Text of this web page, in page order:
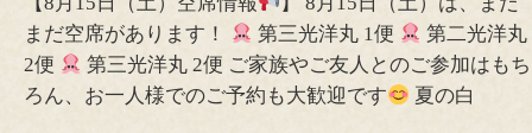
まだ空席があります！
第三光洋丸 1便
第二光洋丸
2便
第三光洋丸 2便 ご家族やご友人とのご参加はもち
ろん、お一人様でのご予約も大歓迎です
夏の白